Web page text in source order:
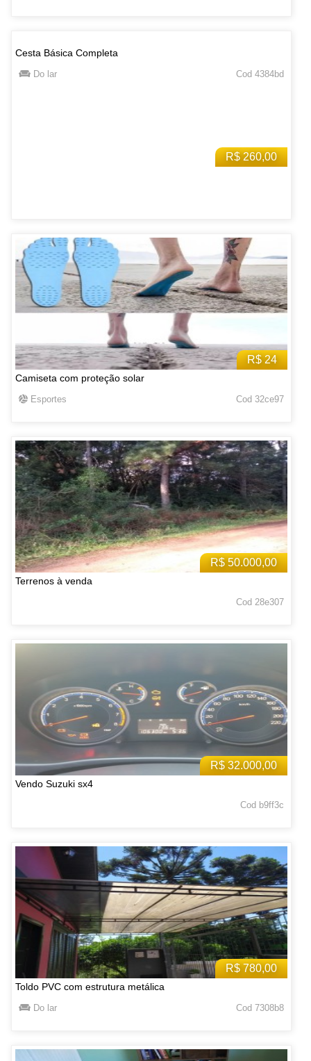
R$ 260,00
Cesta Básica Completa
Do lar Cod 4384bd
R$ 24
Camiseta com proteção solar
Esportes Cod 32ce97
R$ 50.000,00
Terrenos à venda
Cod 28e307
R$ 32.000,00
Vendo Suzuki sx4
Cod b9ff3c
R$ 780,00
Toldo PVC com estrutura metálica
Do lar Cod 7308b8